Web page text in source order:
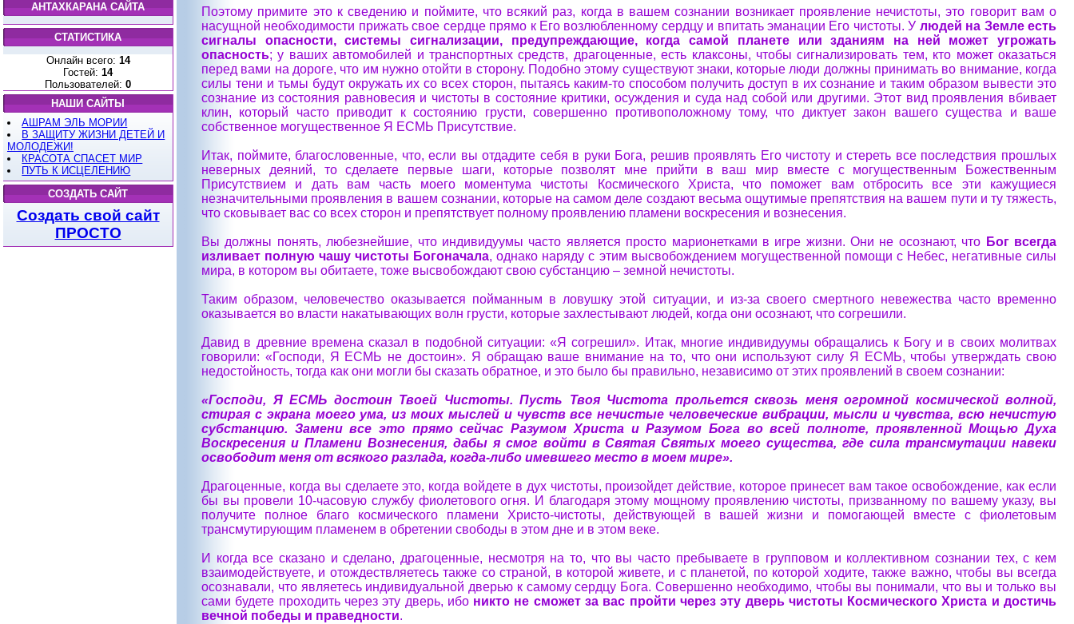
АНТАХКАРАНА САЙТА
СТАТИСТИКА
Онлайн всего: 14
Гостей: 14
Пользователей: 0
НАШИ САЙТЫ
АШРАМ ЭЛЬ МОРИИ
В ЗАЩИТУ ЖИЗНИ ДЕТЕЙ И
МОЛОДЕЖИ!
КРАСОТА СПАСЕТ МИР
ПУТЬ К ИСЦЕЛЕНИЮ
СОЗДАТЬ САЙТ
Создать свой сайт
ПРОСТО
Поэтому примите это к сведению и поймите, что всякий раз, когда в вашем сознании возникает проявление нечистоты, это говорит вам о
насущной необходимости прижать свое сердце прямо к Его возлюбленному сердцу и впитать эманации Его чистоты. У людей на Земле есть
сигналы опасности, системы сигнализации, предупреждающие, когда самой планете или зданиям на ней может угрожать
опасность; у ваших автомобилей и транспортных средств, драгоценные, есть клаксоны, чтобы сигнализировать тем, кто может оказаться
перед вами на дороге, что им нужно отойти в сторону. Подобно этому существуют знаки, которые люди должны принимать во внимание, когда
силы тени и тьмы будут окружать их со всех сторон, пытаясь каким-то способом получить доступ в их сознание и таким образом вывести это
сознание из состояния равновесия и чистоты в состояние критики, осуждения и суда над собой или другими. Этот вид проявления вбивает
клин, который часто приводит к состоянию грусти, совершенно противоположному тому, что диктует закон вашего существа и ваше
собственное могущественное Я ЕСМЬ Присутствие.
Итак, поймите, благословенные, что, если вы отдадите себя в руки Бога, решив проявлять Его чистоту и стереть все последствия прошлых
неверных деяний, то сделаете первые шаги, которые позволят мне прийти в ваш мир вместе с могущественным Божественным
Присутствием и дать вам часть моего моментума чистоты Космического Христа, что поможет вам отбросить все эти кажущиеся
незначительными проявления в вашем сознании, которые на самом деле создают весьма ощутимые препятствия на вашем пути и ту тяжесть,
что сковывает вас со всех сторон и препятствует полному проявлению пламени воскресения и вознесения.
Вы должны понять, любезнейшие, что индивидуумы часто является просто марионетками в игре жизни. Они не осознают, что Бог всегда
изливает полную чашу чистоты Богоначала, однако наряду с этим высвобождением могущественной помощи с Небес, негативные силы
мира, в котором вы обитаете, тоже высвобождают свою субстанцию – земной нечистоты.
Таким образом, человечество оказывается пойманным в ловушку этой ситуации, и из-за своего смертного невежества часто временно
оказывается во власти накатывающих волн грусти, которые захлестывают людей, когда они осознают, что согрешили.
Давид в древние времена сказал в подобной ситуации: «Я согрешил». Итак, многие индивидуумы обращались к Богу и в своих молитвах
говорили: «Господи, Я ЕСМЬ не достоин». Я обращаю ваше внимание на то, что они используют силу Я ЕСМЬ, чтобы утверждать свою
недостойность, тогда как они могли бы сказать обратное, и это было бы правильно, независимо от этих проявлений в своем сознании:
«Господи, Я ЕСМЬ достоин Твоей Чистоты. Пусть Твоя Чистота прольется сквозь меня огромной космической волной,
стирая с экрана моего ума, из моих мыслей и чувств все нечистые человеческие вибрации, мысли и чувства, всю нечистую
субстанцию. Замени все это прямо сейчас Разумом Христа и Разумом Бога во всей полноте, проявленной Мощью Духа
Воскресения и Пламени Вознесения, дабы я смог войти в Святая Святых моего существа, где сила трансмутации навеки
освободит меня от всякого разлада, когда-либо имевшего место в моем мире».
Драгоценные, когда вы сделаете это, когда войдете в дух чистоты, произойдет действие, которое принесет вам такое освобождение, как если
бы вы провели 10-часовую службу фиолетового огня. И благодаря этому мощному проявлению чистоты, призванному по вашему указу, вы
получите полное благо космического пламени Христо-чистоты, действующей в вашей жизни и помогающей вместе с фиолетовым
трансмутирующим пламенем в обретении свободы в этом дне и в этом веке.
И когда все сказано и сделано, драгоценные, несмотря на то, что вы часто пребываете в групповом и коллективном сознании тех, с кем
взаимодействуете, и отождествляетесь также со страной, в которой живете, и с планетой, по которой ходите, также важно, чтобы вы всегда
осознавали, что являетесь индивидуальной дверью к самому сердцу Бога. Совершенно необходимо, чтобы вы понимали, что вы и только вы
сами будете проходить через эту дверь, ибо никто не сможет за вас пройти через эту дверь чистоты Космического Христа и достичь
вечной победы и праведности.